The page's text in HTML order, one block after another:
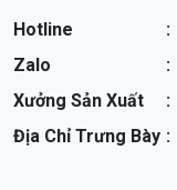
Hotline
Zalo
Xưởng Sản Xuất
Địa Chỉ Trưng Bày